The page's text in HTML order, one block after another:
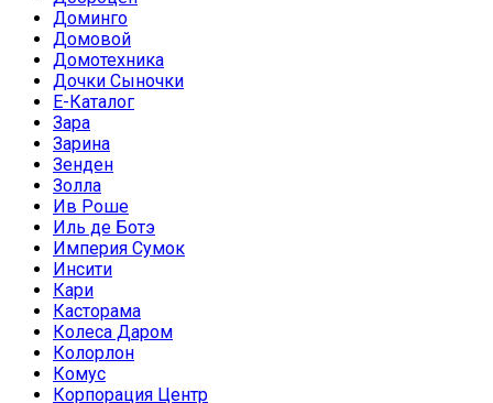
Доминго
Домовой
Домотехника
Дочки Сыночки
Е-Каталог
Зара
Зарина
Зенден
Золла
Ив Роше
Иль де Ботэ
Империя Сумок
Инсити
Кари
Касторама
Колеса Даром
Колорлон
Комус
Корпорация Центр